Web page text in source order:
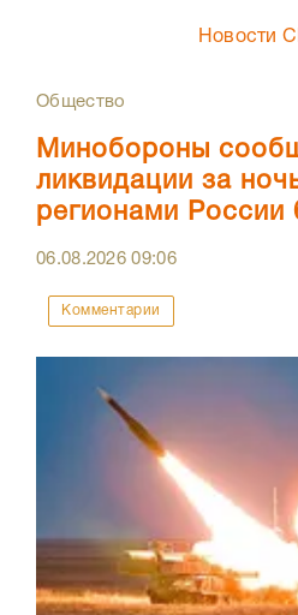
Новости
Общество
Минобороны
ликвидации за
регионами
06.08.202609:06
Комментарии